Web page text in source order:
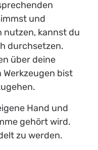
und
nutzen, kannst du
durchsetzen.
über deine
bist
Hand und
gehört wird.
zu werden.